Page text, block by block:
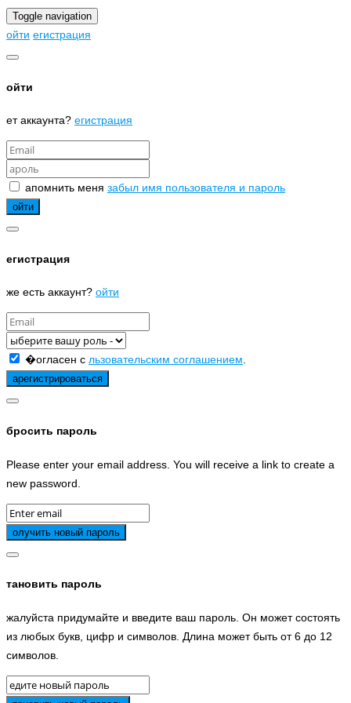
Toggle navigation
ойти егистрация
ойти
ет аккаунта? егистрация
апомнить меня забыл имя пользователя и пароль
егистрация
же есть аккаунт? ойти
�огласен с льзовательским соглашением.
бросить пароль
Please enter your email address. You will receive a link to create a
new password.
тановить пароль
жалуйста придумайте и введите ваш пароль. Он может состоять
из любых букв, цифр и символов. Длина может быть от 6 до 12
символов.